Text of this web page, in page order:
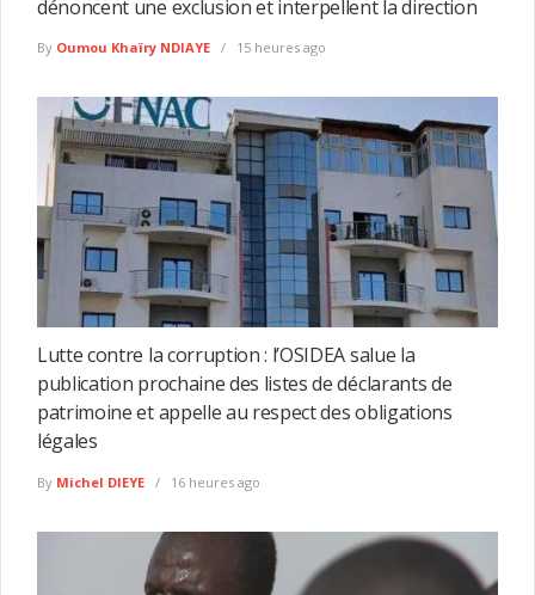
dénoncent une exclusion et interpellent la direction
By Oumou Khaïry NDIAYE 15 heures ago
Lutte contre la corruption : l’OSIDEA salue la
publication prochaine des listes de déclarants de
patrimoine et appelle au respect des obligations
légales
By Michel DIEYE 16 heures ago